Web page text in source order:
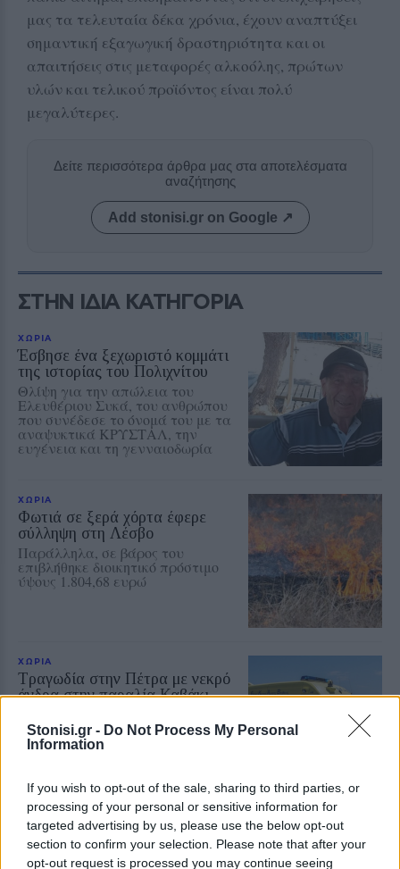
Stonisi.gr - Do Not Process My Personal
Information
If you wish to opt-out of the sale, sharing to third parties, or
processing of your personal or sensitive information for
targeted advertising by us, please use the below opt-out
section to confirm your selection. Please note that after your
opt-out request is processed you may continue seeing
μας τα τελευταία δέκα χρόνια, έχουν αναπτύξει
σημαντική εξαγωγική δραστηριότητα και οι
απαιτήσεις στις μεταφορές αλκοόλης, πρώτων
υλών και τελικού προϊόντος είναι πολύ
μεγαλύτερες.
Δείτε περισσότερα άρθρα μας στα αποτελέσματα
αναζήτησης
Add stonisi.gr on Google ↗
ΣΤΗΝ ΙΔΙΑ ΚΑΤΗΓΟΡΙΑ
ΧΩΡΙΑ
Έσβησε ένα ξεχωριστό κομμάτι
της ιστορίας του Πολιχνίτου
Θλίψη για την απώλεια του
Ελευθέριου Συκά, του ανθρώπου
που συνέδεσε το όνομά του με τα
αναψυκτικά ΚΡΥΣΤΑΛ, την
ευγένεια και τη γενναιοδωρία
ΧΩΡΙΑ
Φωτιά σε ξερά χόρτα έφερε
σύλληψη στη Λέσβο
Παράλληλα, σε βάρος του
επιβλήθηκε διοικητικό πρόστιμο
ύψους 1.804,68 ευρώ
ΧΩΡΙΑ
Τραγωδία στην Πέτρα με νεκρό
άνδρα στην παραλία Καβάκι
του και μεταφέρθηκε στο Κέντρο
Υγείας Καλλονής, όπου
ΧΩΡΙΑ
Η Θερμή γιόρτασε τους
γευστικούς θησαυρούς της